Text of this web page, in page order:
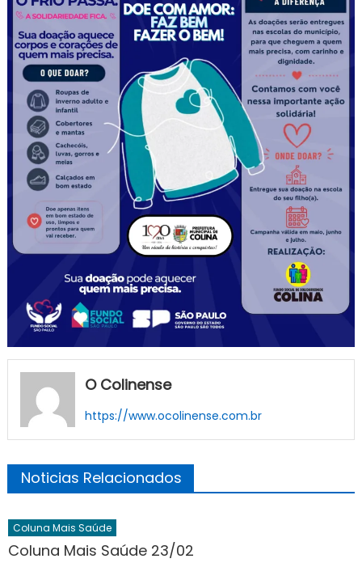
O Colinense
https://www.ocolinense.com.br
Noticias Relacionados
Coluna Mais Saúde
Coluna Mais Saúde 23/02